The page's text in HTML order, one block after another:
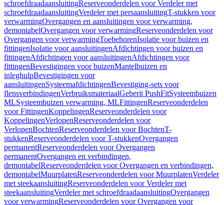
schroefdraadaansluitingReserveonderdelen voor Verdeler met
schroefdraadaansluitingVerdeler met persaansluitingT-stukken voor
verwarmingOvergangen en aansluitingen voor verwarming,
demontabelOvergangen voor verwarmingReserveonderdelen voor
Overgangen voor verwarmingToebehorenIsolatie voor buizen en
fittingenIsolatie voor aansluitingenAfdichtingen voor buizen en
fittingenAfdichtingen voor aansluitingenAfdichtingen voor
fittingenBevestigingen voor buizenMantelbuizen en
inleghulpBevestigingen voor
aansluitingenSysteemafdichtingenBevestiging-sets voor
flensverbindingenVerbruiksmateriaalGeberit PushFitSysteembuizen
MLSysteembuizen verwarming, MLFittingenReserveonderdelen
voor FittingenKoppelingenReserveonderdelen voor
KoppelingenVerlopenReserveonderdelen voor
VerlopenBochtenReserveonderdelen voor BochtenT-
stukkenReserveonderdelen voor T-stukkenOvergangen
permanentReserveonderdelen voor Overgangen
permanentOvergangen en verbindingen,
demontabelReserveonderdelen voor Overgangen en verbindingen,
demontabelMuurplatenReserveonderdelen voor MuurplatenVerdeler
met steekaansluitingReserveonderdelen voor Verdeler met
steekaansluitingVerdeler met schroefdraadaansluitingOvergangen
voor verwarmingReserveonderdelen voor Overgangen voor